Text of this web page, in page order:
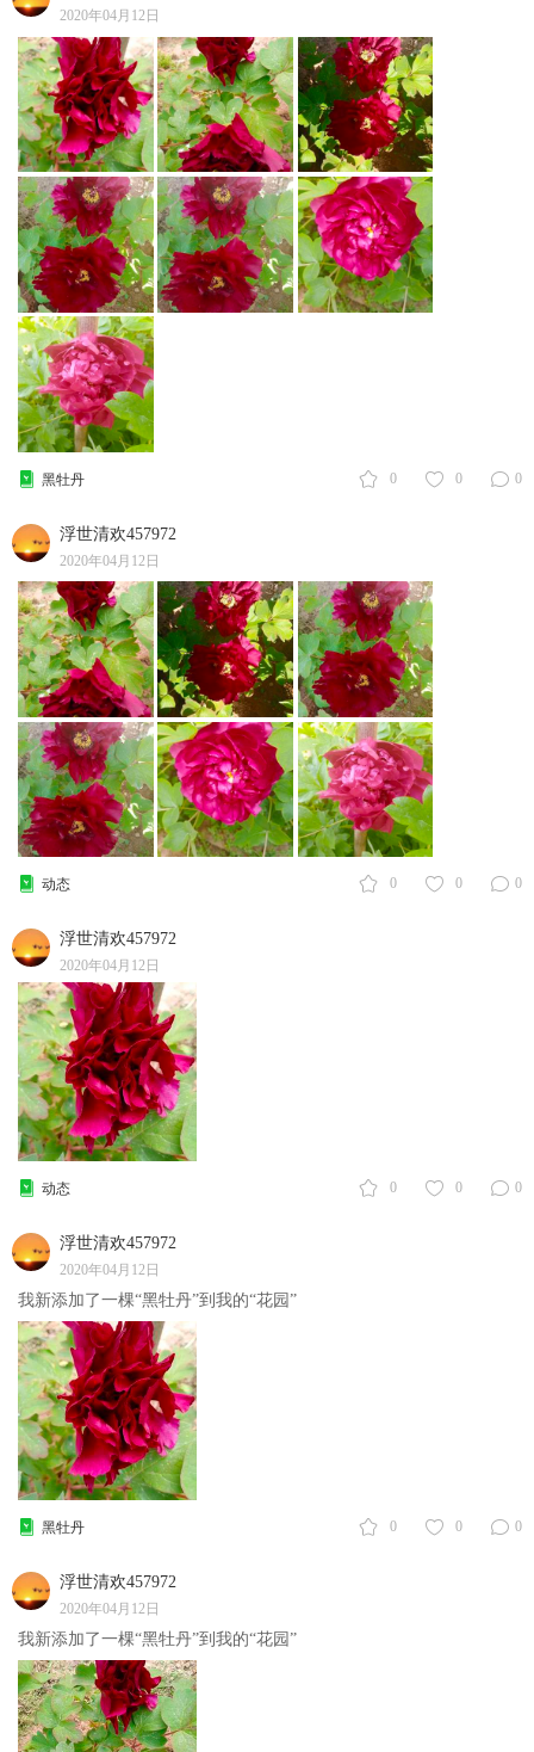
2020年04月12日
0 0 0
黑牡丹
浮世清欢457972
2020年04月12日
0 0 0
动态
浮世清欢457972
2020年04月12日
0 0 0
动态
浮世清欢457972
2020年04月12日
我新添加了一棵“黑牡丹”到我的“花园”
0 0 0
黑牡丹
浮世清欢457972
2020年04月12日
我新添加了一棵“黑牡丹”到我的“花园”